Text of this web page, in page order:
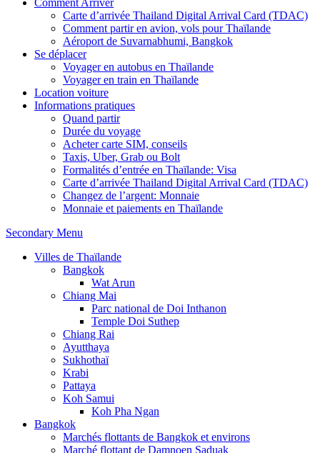
Comment Arriver
Carte d’arrivée Thailand Digital Arrival Card (TDAC)
Comment partir en avion, vols pour Thaïlande
Aéroport de Suvarnabhumi, Bangkok
Se déplacer
Voyager en autobus en Thaïlande
Voyager en train en Thaïlande
Location voiture
Informations pratiques
Quand partir
Durée du voyage
Acheter carte SIM, conseils
Taxis, Uber, Grab ou Bolt
Formalités d’entrée en Thaïlande: Visa
Carte d’arrivée Thailand Digital Arrival Card (TDAC)
Changez de l’argent: Monnaie
Monnaie et paiements en Thaïlande
Secondary Menu
Villes de Thaïlande
Bangkok
Wat Arun
Chiang Mai
Parc national de Doi Inthanon
Temple Doi Suthep
Chiang Rai
Ayutthaya
Sukhothaï
Krabi
Pattaya
Koh Samui
Koh Pha Ngan
Bangkok
Marchés flottants de Bangkok et environs
Marché flottant de Damnoen Saduak